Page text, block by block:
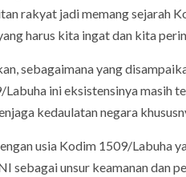
rakyat jadi memang sejarah
harus kita ingat dan kita
sebagaimana yang
ini eksistensinya masih
kedaulatan negara
usia Kodim 1509/Labuha
sebagai unsur keamanan dan